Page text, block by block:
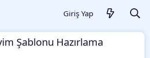
Giriş Yap
Şablonu Hazırlama